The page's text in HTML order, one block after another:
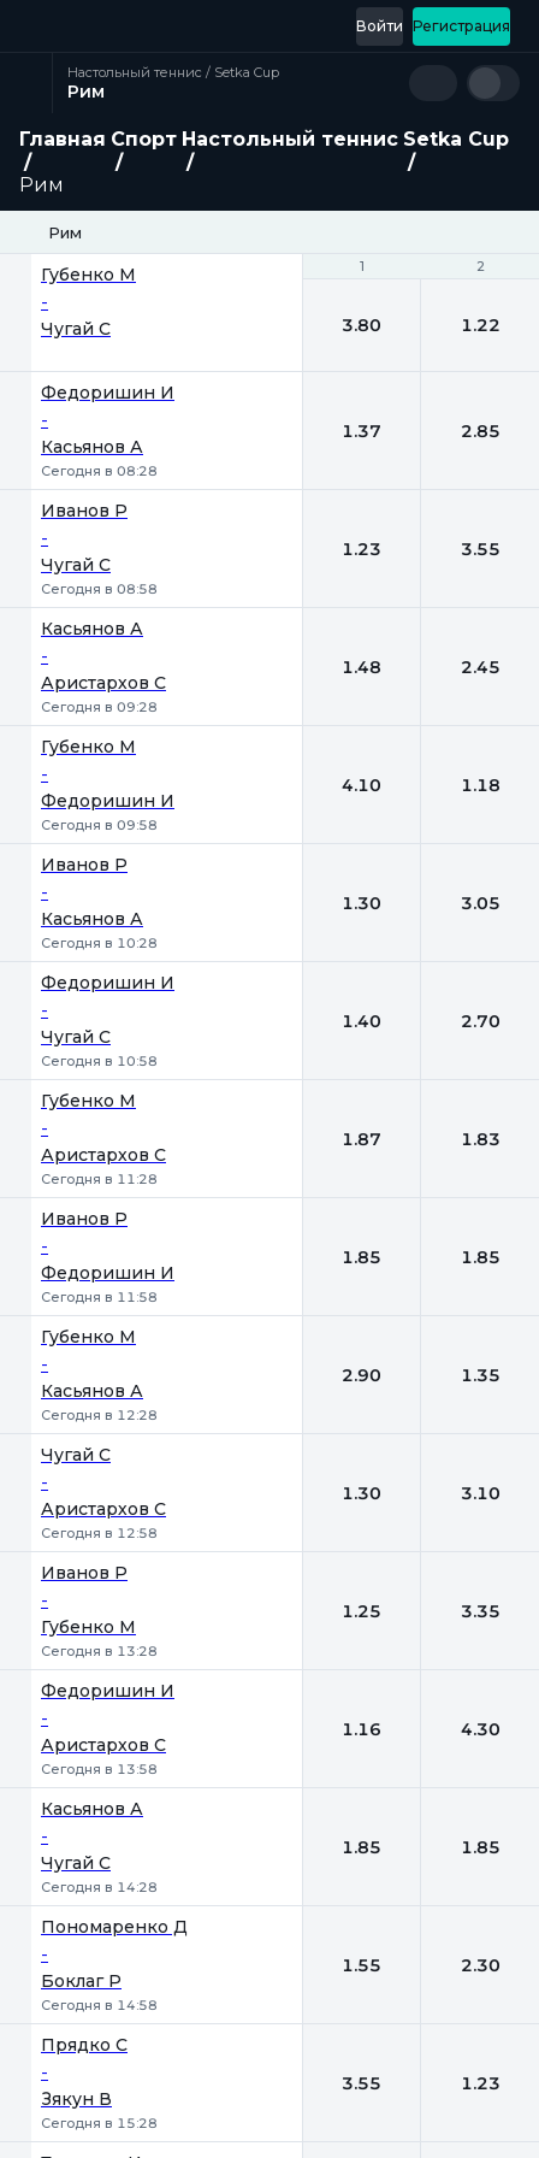
Регистрация
Войти
Настольный теннис / Setka Cup
Рим
Главная Спорт Настольный теннис Setka Cup
Рим
Рим
1 2
Губенко М
-
Чугай С
1 2
3.80 1.22
Федоришин И
-
Касьянов А
Сегодня в 08:28
1.37 2.85
Иванов Р
-
Чугай С
Сегодня в 08:58
1.23 3.55
Касьянов А
-
Аристархов С
Сегодня в 09:28
1.48 2.45
Губенко М
-
Федоришин И
Сегодня в 09:58
4.10 1.18
Иванов Р
-
Касьянов А
Сегодня в 10:28
1.30 3.05
Федоришин И
-
Чугай С
Сегодня в 10:58
1.40 2.70
Губенко М
-
Аристархов С
Сегодня в 11:28
1.87 1.83
Иванов Р
-
Федоришин И
Сегодня в 11:58
1.85 1.85
Губенко М
-
Касьянов А
Сегодня в 12:28
2.90 1.35
Чугай С
-
Аристархов С
Сегодня в 12:58
1.30 3.10
Иванов Р
-
Губенко М
Сегодня в 13:28
1.25 3.35
Федоришин И
-
Аристархов С
Сегодня в 13:58
1.16 4.30
Касьянов А
-
Чугай С
Сегодня в 14:28
1.85 1.85
Пономаренко Д
-
Боклаг Р
Сегодня в 14:58
1.55 2.30
Прядко С
-
Зякун В
Сегодня в 15:28
3.55 1.23